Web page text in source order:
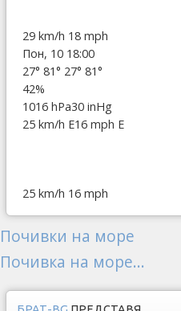
29 km/h 18 mph
Пон, 10 18:00
27° 81° 27° 81°
42%
1016 hPa30 inHg
25 km/h E16 mph E
25 km/h 16 mph
Почивки на море
Почивка на море...